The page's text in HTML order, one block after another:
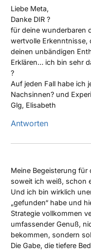
Liebe Meta,
Danke DIR ?
für deine wunderbaren
wertvolle Erkenntnisse,
deinen unbändigen
Erklären… ich bin sehr
?
Auf jeden Fall habe ich
Nachsinnen? und
Glg, Elisabeth
Antworten
Meine Begeisterung für
soweit ich weiß, schon
Und ich bin wirklich
„gefunden“ habe und
Strategie vollkommen
umfassender Genuß,
bekommen, sondern
Die Gabe, die tiefere